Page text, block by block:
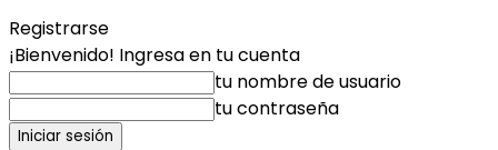
Registrarse
¡Bienvenido! Ingresa en tu cuenta
tu nombre de usuario
tu contraseña